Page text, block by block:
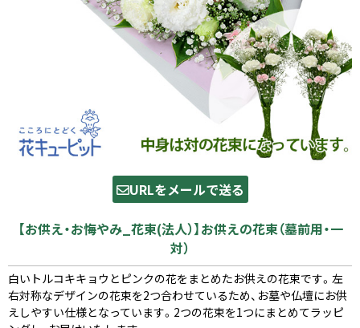
URLをメールで送る
【お供え・お悔やみ_花束(法人）】お供えの花束（墓前用・一
対）
白いトルコキキョウとピンクの花をまとめたお供えの花束です。左
右対称なデザインの花束を2つ合わせているため、お墓や仏壇にお供
えしやすい仕様となっています。2つの花束を1つにまとめてラッピ